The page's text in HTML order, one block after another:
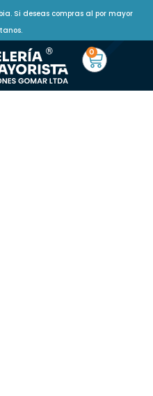
Si deseas compras al por mayor
0